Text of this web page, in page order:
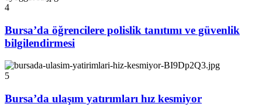
4
Bursa’da öğrencilere polislik tanıtımı ve güvenlik
bilgilendirmesi
5
Bursa’da ulaşım yatırımları hız kesmiyor